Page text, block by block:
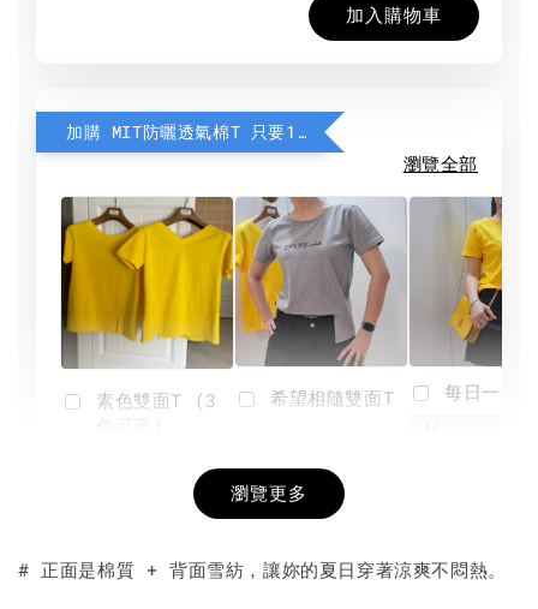
加入購物車
加購 MIT防曬透氣棉T 只要190元
瀏覽全部
素色雙面T (3
+
希望相隨雙面T
NT$ 190
-
每日一笑
瀏覽更多
# 正面是棉質 + 背面雪紡，讓妳的夏日穿著涼爽不悶熱。